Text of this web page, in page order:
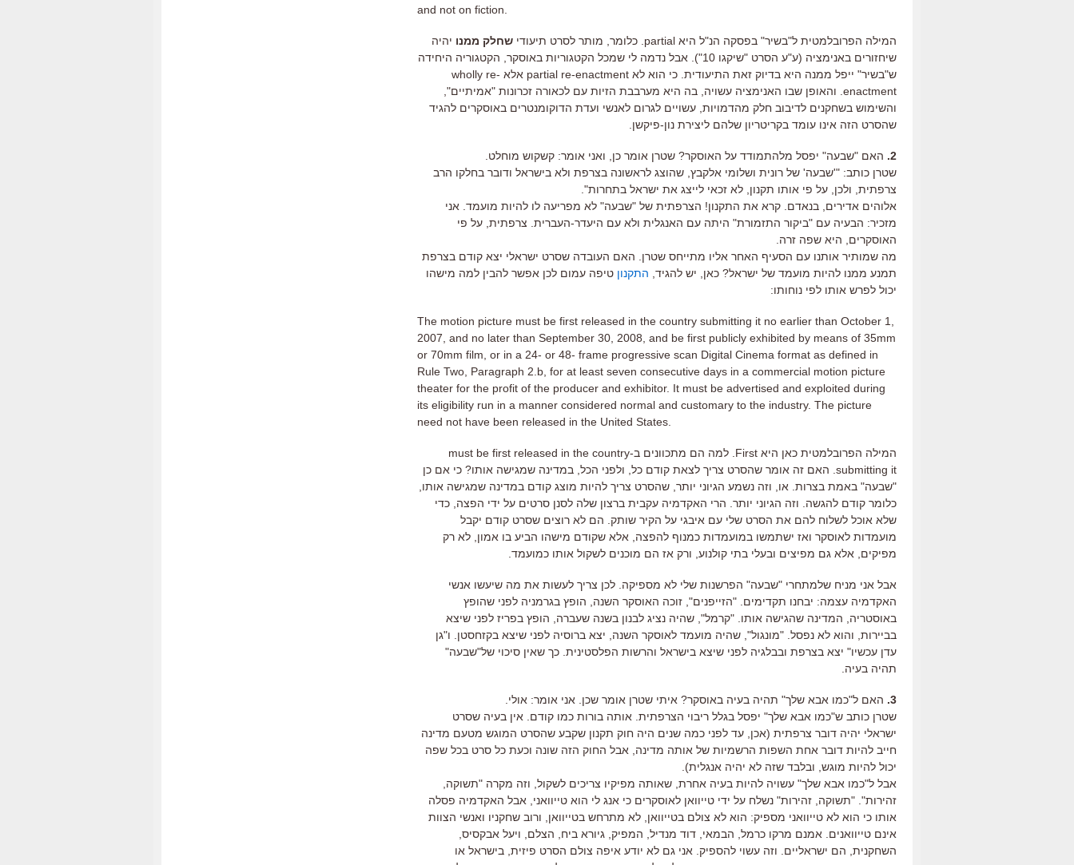
and not on fiction.
המילה הפרובלמטית ל"בשיר" בפסקה הנ"ל היא partial. כלומר, מותר לסרט תיעודי שחלק ממנו יהיה
שיחזורים באנימציה (ע"ע הסרט "שיקגו 10"). אבל נדמה לי שמכל הקטגוריות באוסקר, הקטגוריה היחידה
ש"בשיר" ייפל ממנה היא בדיוק זאת התיעודית. כי הוא לא partial re-enactment אלא wholly re-
enactment. והאופן שבו האנימציה עשויה, בה היא מערבבת הזיות עם לכאורה זכרונות "אמיתיים",
והשימוש בשחקנים לדיבוב חלק מהדמויות, עשויים לגרום לאנשי ועדת הדוקומנטרים באוסקרים להגיד
שהסרט הזה אינו עומד בקריטריון שלהם ליצירת נון-פיקשן.
2. האם "שבעה" יפסל מלהתמודד על האוסקר? שטרן אומר כן, ואני אומר: קשקוש מוחלט.
שטרן כותב: "'שבעה' של רונית ושלומי אלקבץ, שהוצג לראשונה בצרפת ולא בישראל ודובר בחלקו הרב
צרפתית, ולכן, על פי אותו תקנון, לא זכאי לייצג את ישראל בתחרות".
אלוהים אדירים, בנאדם. קרא את התקנון! הצרפתית של "שבעה" לא מפריעה לו להיות מועמד. אני
מזכיר: הבעיה עם "ביקור התזמורת" היתה עם האנגלית ולא עם היעדר-העברית. צרפתית, על פי
האוסקרים, היא שפה זרה.
מה שמותיר אותנו עם הסעיף האחר אליו מתייחס שטרן. האם העובדה שסרט ישראלי יצא קודם בצרפת
תמנע ממנו להיות מועמד של ישראל? כאן, יש להגיד, התקנון טיפה עמום לכן אפשר להבין למה מישהו
יכול לפרש אותו לפי נוחותו:
The motion picture must be first released in the country submitting it no earlier than October 1,
2007, and no later than September 30, 2008, and be first publicly exhibited by means of 35mm
or 70mm film, or in a 24- or 48- frame progressive scan Digital Cinema format as defined in
Rule Two, Paragraph 2.b, for at least seven consecutive days in a commercial motion picture
theater for the profit of the producer and exhibitor. It must be advertised and exploited during
its eligibility run in a manner considered normal and customary to the industry. The picture
need not have been released in the United States.
המילה הפרובלמטית כאן היא First. למה הם מתכוונים ב-must be first released in the country
submitting it. האם זה אומר שהסרט צריך לצאת קודם כל, ולפני הכל, במדינה שמגישה אותו? כי אם כן
"שבעה" באמת בצרות. או, וזה נשמע הגיוני יותר, שהסרט צריך להיות מוצג קודם במדינה שמגישה אותו,
כלומר קודם להגשה. וזה הגיוני יותר. הרי האקדמיה עקבית ברצון שלה לסנן סרטים על ידי הפצה, כדי
שלא אוכל לשלוח להם את הסרט שלי עם איבגי על הקיר שותק. הם לא רוצים שסרט קודם יקבל
מועמדות לאוסקר ואז ישתמשו במועמדות כמנוף להפצה, אלא שקודם מישהו הביע בו אמון, לא רק
מפיקים, אלא גם מפיצים ובעלי בתי קולנוע, ורק אז הם מוכנים לשקול אותו כמועמד.
אבל אני מניח שלמתחרי "שבעה" הפרשנות שלי לא מספיקה. לכן צריך לעשות את מה שיעשו אנשי
האקדמיה עצמה: יבחנו תקדימים. "הזייפנים", זוכה האוסקר השנה, הופץ בגרמניה לפני שהופץ
באוסטריה, המדינה שהגישה אותו. "קרמל", שהיה נציג לבנון בשנה שעברה, הופץ בפריז לפני שיצא
בביירות, והוא לא נפסל. "מונגול", שהיה מועמד לאוסקר השנה, יצא ברוסיה לפני שיצא בקזחסטן. ו"גן
עדן עכשיו" יצא בצרפת ובבלגיה לפני שיצא בישראל והרשות הפלסטינית. כך שאין סיכוי של"שבעה"
תהיה בעיה.
3. האם ל"כמו אבא שלך" תהיה בעיה באוסקר? איתי שטרן אומר שכן. אני אומר: אולי.
שטרן כותב ש"כמו אבא שלך" יפסל בגלל ריבוי הצרפתית. אותה בורות כמו קודם. אין בעיה שסרט
ישראלי יהיה דובר צרפתית (אכן, עד לפני כמה שנים היה חוק תקנון שקבע שהסרט המוגש מטעם מדינה
חייב להיות דובר אחת השפות הרשמיות של אותה מדינה, אבל החוק הזה שונה וכעת כל סרט בכל שפה
יכול להיות מוגש, ובלבד שזה לא יהיה אנגלית).
אבל ל"כמו אבא שלך" עשויה להיות בעיה אחרת, שאותה מפיקיו צריכים לשקול, וזה מקרה "תשוקה,
זהירות". "תשוקה, זהירות" נשלח על ידי טייוואן לאוסקרים כי אנג לי הוא טייוואני, אבל האקדמיה פסלה
אותו כי הוא לא טייוואני מספיק: הוא לא צולם בטייוואן, לא מתרחש בטייוואן, ורוב שחקניו ואנשי הצוות
אינם טייוואנים. אמנם מרקו כרמל, הבמאי, דוד מנדיל, המפיק, גיורא ביח, הצלם, ויעל אבקסיס,
השחקנית, הם ישראליים. וזה עשוי להספיק. אני גם לא יודע איפה צולם הסרט פיזית, בישראל או